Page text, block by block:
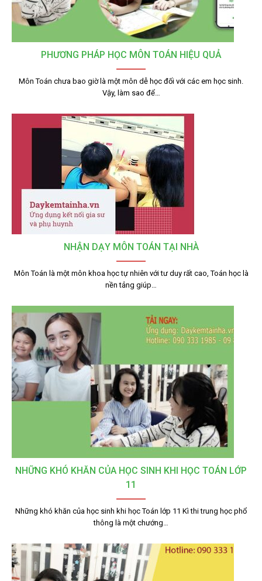
PHƯƠNG PHÁP HỌC MÔN TOÁN HIỆU QUẢ
Môn Toán chưa bao giờ là một môn dễ học đối với các em học sinh.
Vậy, làm sao để…
NHẬN DẠY MÔN TOÁN TẠI NHÀ
Môn Toán là một môn khoa học tự nhiên với tư duy rất cao, Toán học là
nền tảng giúp…
NHỮNG KHÓ KHĂN CỦA HỌC SINH KHI HỌC TOÁN LỚP
11
Những khó khăn của học sinh khi học Toán lớp 11 Kì thi trung học phổ
thông là một chướng…